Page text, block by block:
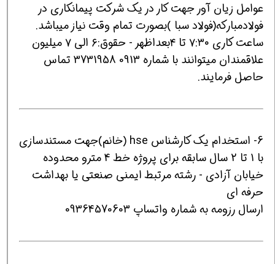
عوامل زیان آور جهت کار در یک شرکت پیمانکاری در
فولادمبارکه(فولاد سبا )بصورت تمام وقت نیاز میباشد.
ساعت کاری ۷:۳۰ تا ۴بعداظهر - حقوق:۶ الی ۷ میلیون
علاقمندان میتوانند با شماره 0913 3731958 تماس
حاصل فرمایند.
6- استخدام یک کارشناس hse (خانم)جهت مستندسازی
با 1 تا 2 سال سابقه برای پروژه خط 4 مترو محدوده
خیابان آزادی - رشته مرتبط ایمنی صنعتی یا بهداشت
حرفه ای
ارسال رزومه به شماره واتساپ 09364570603